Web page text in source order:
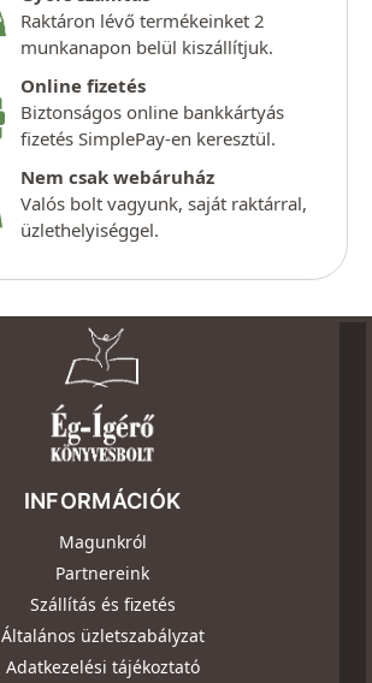
Raktáron lévő termékeinket 2
munkanapon belül kiszállítjuk.
Online fizetés
Biztonságos online bankkártyás
fizetés SimplePay-en keresztül.
Nem csak webáruház
Valós bolt vagyunk, saját raktárral,
üzlethelyiséggel.
INFORMÁCIÓK
Magunkról
Partnereink
Szállítás és fizetés
Általános üzletszabályzat
Adatkezelési tájékoztató